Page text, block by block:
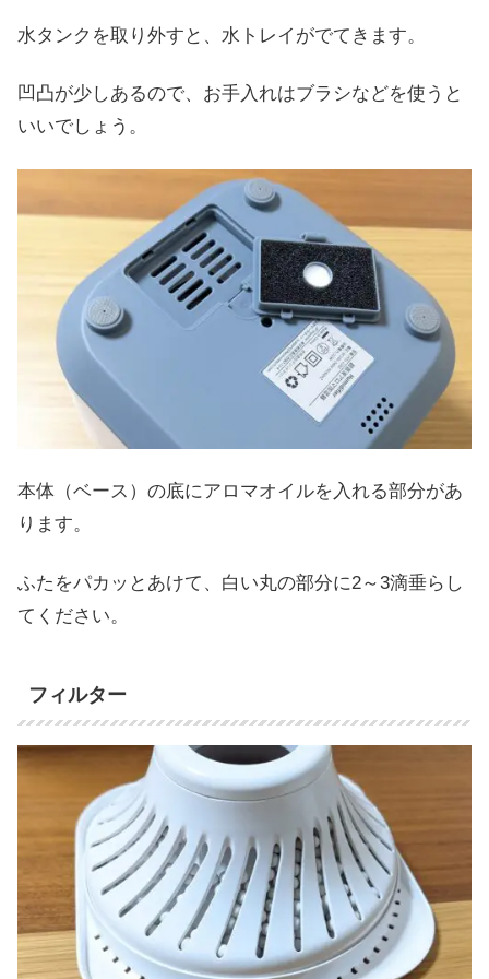
水タンクを取り外すと、水トレイがでてきます。
凹凸が少しあるので、お手入れはブラシなどを使うと
いいでしょう。
本体（ベース）の底にアロマオイルを入れる部分があ
ります。
ふたをパカッとあけて、白い丸の部分に2～3滴垂らし
てください。
フィルター